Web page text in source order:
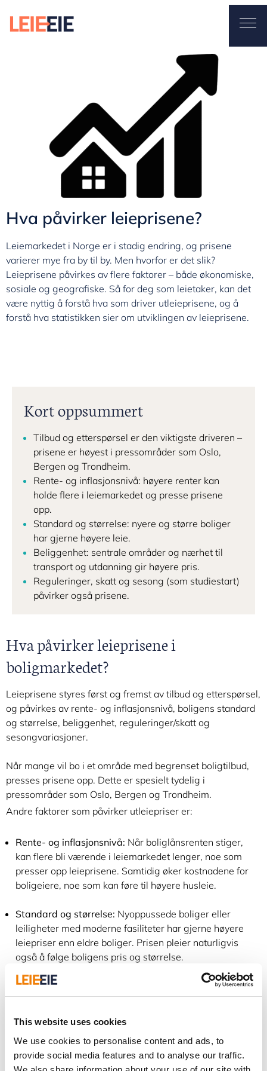
This website uses cookies
We use cookies to personalise content and ads, to
provide social media features and to analyse our traffic.
Leieeie
Hva påvirker
Hva påvirker leieprisene?
Leiemarkedet i Norge er i stadig endring, og prisene
varierer mye fra by til by. Men hvorfor er det slik?
Leieprisene påvirkes av flere faktorer – både økonomiske,
sosiale og geografiske. Så for deg som leietaker, kan det
være nyttig å forstå hva som driver utleieprisene, og å
forstå hva statistikken sier om utviklingen av leieprisene.
Kort oppsummert
Tilbud og etterspørsel er den viktigste driveren –
prisene er høyest i pressområder som Oslo,
Bergen og Trondheim.
Rente- og inflasjonsnivå: høyere renter kan
holde flere i leiemarkedet og presse prisene
opp.
Standard og størrelse: nyere og større boliger
har gjerne høyere leie.
Beliggenhet: sentrale områder og nærhet til
transport og utdanning gir høyere pris.
Reguleringer, skatt og sesong (som studiestart)
påvirker også prisene.
Hva påvirker leieprisene i
boligmarkedet?
Leieprisene styres først og fremst av tilbud og etterspørsel,
og påvirkes av rente- og inflasjonsnivå, boligens standard
og størrelse, beliggenhet, reguleringer/skatt og
sesongvariasjoner.
Når mange vil bo i et område med begrenset boligtilbud,
presses prisene opp. Dette er spesielt tydelig i
pressområder som Oslo, Bergen og Trondheim.
Andre faktorer som påvirker utleiepriser er:
Rente- og inflasjonsnivå: Når boliglånsrenten stiger,
kan flere bli værende i leiemarkedet lenger, noe som
presser opp leieprisene. Samtidig øker kostnadene for
boligeiere, noe som kan føre til høyere husleie.
Standard og størrelse: Nyoppussede boliger eller
leiligheter med moderne fasiliteter har gjerne høyere
leiepriser enn eldre boliger. Prisen pleier naturligvis
også å følge boligens pris og størrelse.
Lokasjon: Beliggenhet er kanskje den viktigste faktoren.
Boliger i sentrale områder, som Oslo, Bergen og
perifere områder. I tillegg er nærhet til offentlig
transport, arbeidsplasser, utdanningsinstitusjoner og
sentrum av stor betydning.